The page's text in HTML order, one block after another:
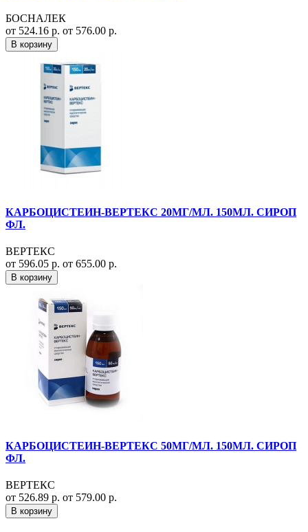
БОСНАЛЕК
от 524.16 р. от 576.00 р.
В корзину
КАРБОЦИСТЕИН-ВЕРТЕКС 20МГ/МЛ. 150МЛ. СИРОП
ФЛ.
ВЕРТЕКС
от 596.05 р. от 655.00 р.
В корзину
КАРБОЦИСТЕИН-ВЕРТЕКС 50МГ/МЛ. 150МЛ. СИРОП
ФЛ.
ВЕРТЕКС
от 526.89 р. от 579.00 р.
В корзину